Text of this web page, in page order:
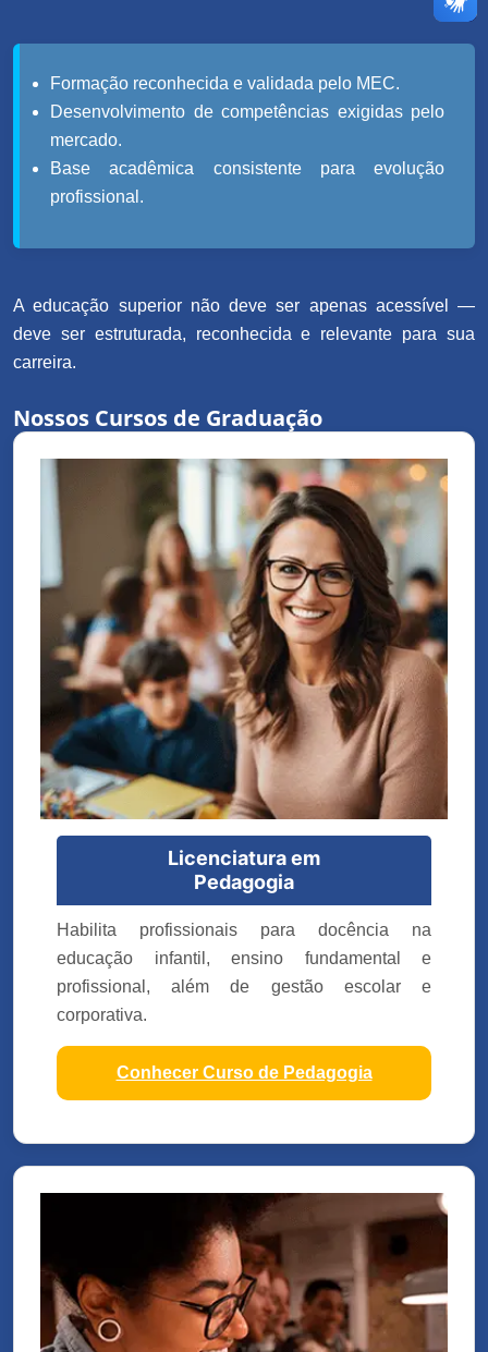
Formação reconhecida e validada pelo MEC.
Desenvolvimento de competências exigidas pelo
mercado.
Base acadêmica consistente para evolução
profissional.
A educação superior não deve ser apenas acessível —
deve ser estruturada, reconhecida e relevante para sua
carreira.
Nossos Cursos de Graduação
Licenciatura em
Pedagogia
Habilita profissionais para docência na
educação infantil, ensino fundamental e
profissional, além de gestão escolar e
corporativa.
Conhecer Curso de Pedagogia